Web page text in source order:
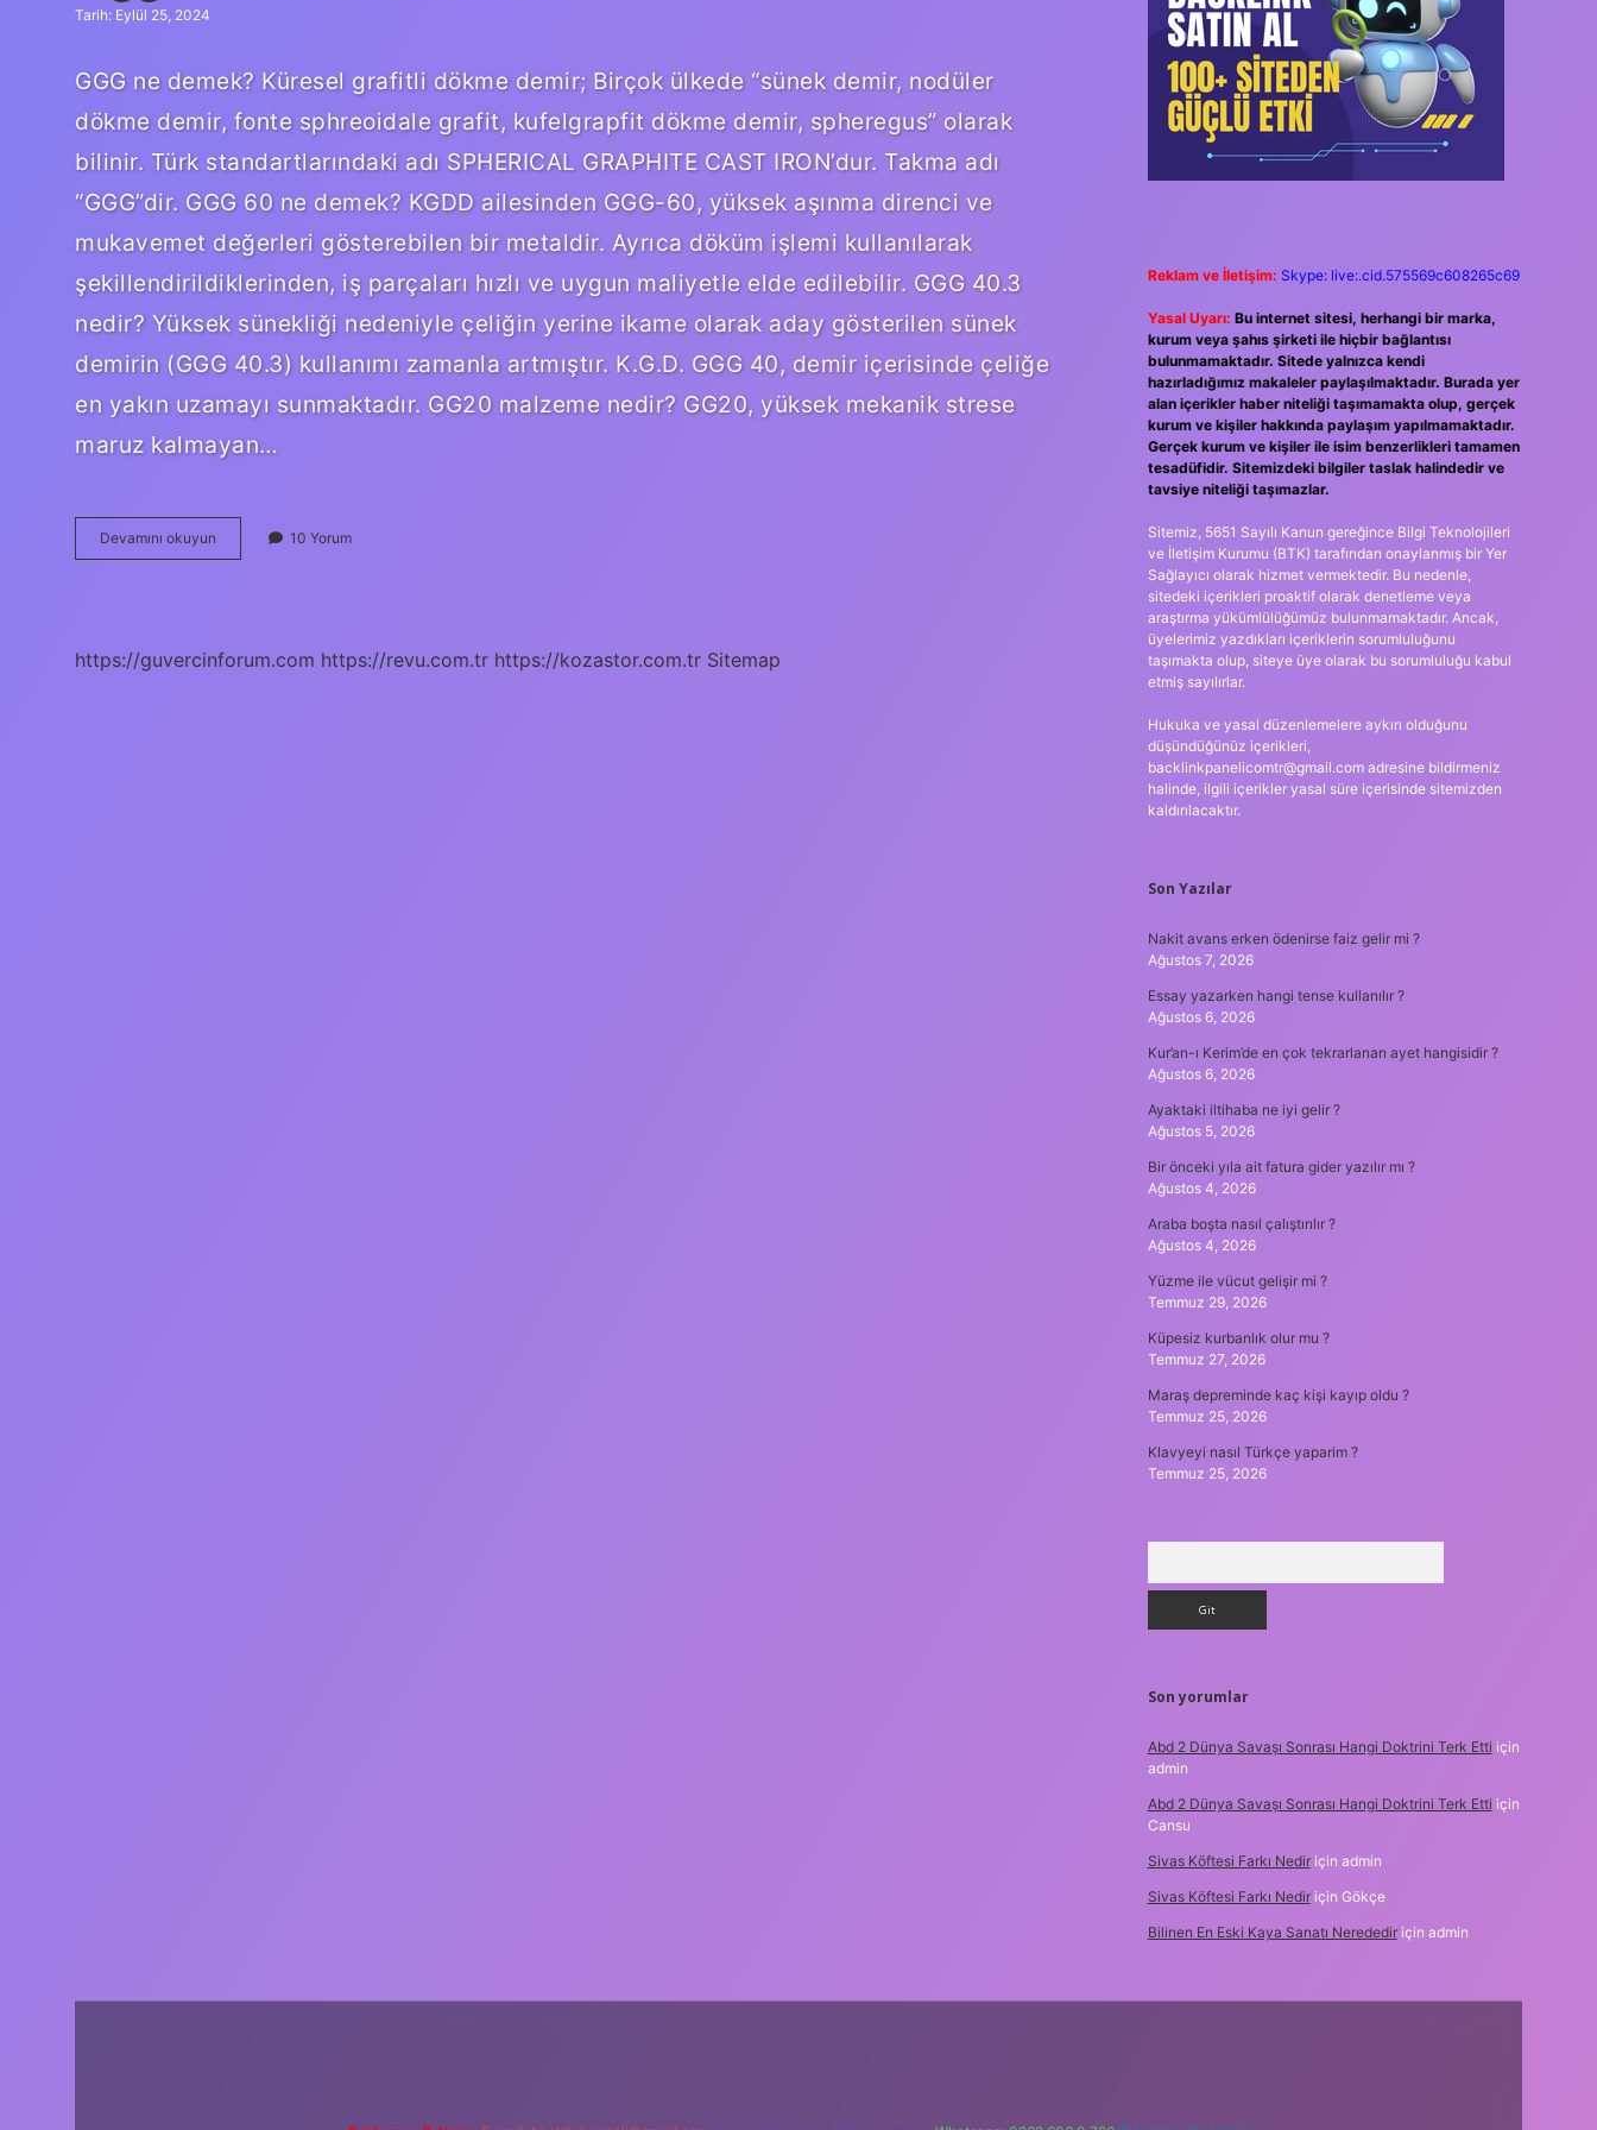
Tarih: Eylül 25, 2024
GGG ne demek? Küresel grafitli dökme demir; Birçok ülkede “sünek demir, nodüler
dökme demir, fonte sphreoidale grafit, kufelgrapfit dökme demir, spheregus” olarak
bilinir. Türk standartlarındaki adı SPHERICAL GRAPHITE CAST IRON’dur. Takma adı
“GGG”dir. GGG 60 ne demek? KGDD ailesinden GGG-60, yüksek aşınma direnci ve
mukavemet değerleri gösterebilen bir metaldir. Ayrıca döküm işlemi kullanılarak
şekillendirildiklerinden, iş parçaları hızlı ve uygun maliyetle elde edilebilir. GGG 40.3
nedir? Yüksek sünekliği nedeniyle çeliğin yerine ikame olarak aday gösterilen sünek
demirin (GGG 40.3) kullanımı zamanla artmıştır. K.G.D. GGG 40, demir içerisinde çeliğe
en yakın uzamayı sunmaktadır. GG20 malzeme nedir? GG20, yüksek mekanik strese
maruz kalmayan…
Devamını okuyun
Döküm
10 Yorum
https://guvercinforum.com https://revu.com.tr https://kozastor.com.tr Sitemap
Reklam ve İletişim: Skype: live:.cid.575569c608265c69
Yasal Uyarı: Bu internet sitesi, herhangi bir marka,
kurum veya şahıs şirketi ile hiçbir bağlantısı
bulunmamaktadır. Sitede yalnızca kendi
hazırladığımız makaleler paylaşılmaktadır. Burada yer
alan içerikler haber niteliği taşımamakta olup, gerçek
kurum ve kişiler hakkında paylaşım yapılmamaktadır.
Gerçek kurum ve kişiler ile isim benzerlikleri tamamen
tesadüfidir. Sitemizdeki bilgiler taslak halindedir ve
tavsiye niteliği taşımazlar.
Sitemiz, 5651 Sayılı Kanun gereğince Bilgi Teknolojileri
ve İletişim Kurumu (BTK) tarafından onaylanmış bir Yer
Sağlayıcı olarak hizmet vermektedir. Bu nedenle,
sitedeki içerikleri proaktif olarak denetleme veya
araştırma yükümlülüğümüz bulunmamaktadır. Ancak,
üyelerimiz yazdıkları içeriklerin sorumluluğunu
taşımakta olup, siteye üye olarak bu sorumluluğu kabul
etmiş sayılırlar.
Hukuka ve yasal düzenlemelere aykırı olduğunu
düşündüğünüz içerikleri,
backlinkpanelicomtr@gmail.comadresine bildirmeniz
halinde, ilgili içerikler yasal süre içerisinde sitemizden
kaldırılacaktır.
Son Yazılar
Nakit avans erken ödenirse faiz gelir mi ?
Ağustos 7, 2026
Essay yazarken hangi tense kullanılır ?
Ağustos 6, 2026
Kur’an-ı Kerim’de en çok tekrarlanan ayet hangisidir ?
Ağustos 6, 2026
Ayaktaki iltihaba ne iyi gelir ?
Ağustos 5, 2026
Bir önceki yıla ait fatura gider yazılır mı ?
Ağustos 4, 2026
Araba boşta nasıl çalıştırılır ?
Ağustos 4, 2026
Yüzme ile vücut gelişir mi ?
Temmuz 29, 2026
Küpesiz kurbanlık olur mu ?
Temmuz 27, 2026
Maraş depreminde kaç kişi kayıp oldu ?
Temmuz 25, 2026
Klavyeyi nasıl Türkçe yaparim ?
Temmuz 25, 2026
Son yorumlar
Abd 2 Dünya Savaşı Sonrası Hangi Doktrini Terk Etti için
admin
Abd 2 Dünya Savaşı Sonrası Hangi Doktrini Terk Etti için
Cansu
Sivas Köftesi Farkı Nediriçin admin
Sivas Köftesi Farkı Nediriçin Gökçe
Bilinen En Eski Kaya Sanatı Neredediriçin admin